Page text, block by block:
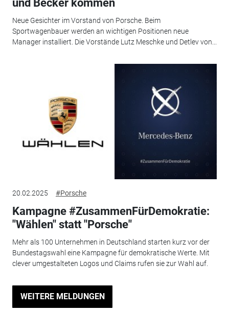
und Becker kommen
Neue Gesichter im Vorstand von Porsche. Beim
Sportwagenbauer werden an wichtigen Positionen neue
Manager installiert. Die Vorstände Lutz Meschke und Detlev von...
20.02.2025 #Porsche
Kampagne #ZusammenFürDemokratie:
"Wählen" statt "Porsche"
Mehr als 100 Unternehmen in Deutschland starten kurz vor der
Bundestagswahl eine Kampagne für demokratische Werte. Mit
clever umgestalteten Logos und Claims rufen sie zur Wahl auf.
WEITERE MELDUNGEN